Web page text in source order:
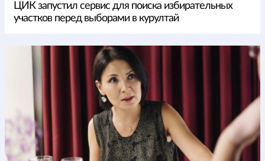
ЦИК запустил сервис для поиска избирательных
участков перед выборами в курултай